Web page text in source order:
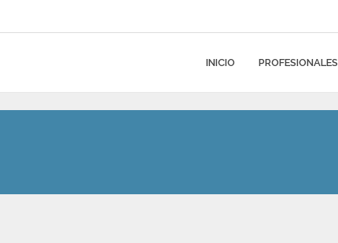
INICIO PROFESIONALES